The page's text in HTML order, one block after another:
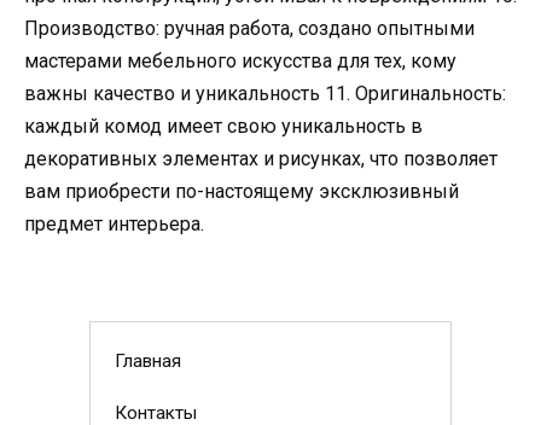
Производство: ручная работа, создано опытными
мастерами мебельного искусства для тех, кому
важны качество и уникальность 11. Оригинальность:
каждый комод имеет свою уникальность в
декоративных элементах и рисунках, что позволяет
вам приобрести по-настоящему эксклюзивный
предмет интерьера.
Главная
Контакты